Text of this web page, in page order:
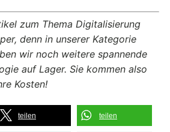
zum Thema Digitalisierung
denn in unserer Kategorie
wir noch weitere spannende
auf Lager. Sie kommen also
Kosten!
teilen teilen